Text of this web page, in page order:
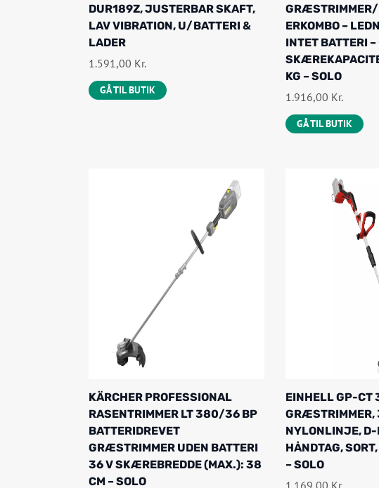
DUR189Z, JUSTERBAR SKAFT,
LAV VIBRATION, U/BATTERI &
LADER
1.591,00 Kr.
GÅ TIL BUTIK
ERKOMBO –
INTET BATTERI
KG – SOLO
1.916,00 Kr.
GÅ TIL BUTIK
KÄRCHER PROFESSIONAL
RASENTRIMMER LT 380/36 BP
BATTERIDREVET
GRÆSTRIMMER UDEN BATTERI
36 V SKÆREBREDDE (MAX.): 38
CM – SOLO
EINHELL GP-
GRÆSTRIMMER,
NYLONLINJE, D-
HÅNDTAG,
– SOLO